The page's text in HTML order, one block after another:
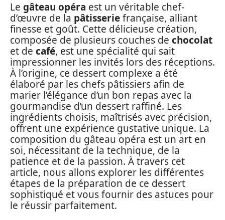
Le gâteau opéra est un véritable chef-
d’œuvre de la pâtisseriefrançaise, alliant
finesse et goût. Cette délicieuse création,
composée de plusieurs couches de chocolat
et de café, est une spécialité qui sait
impressionner les invités lors des réceptions.
À l’origine, ce dessert complexe a été
élaboré par les chefs pâtissiers afin de
marier l’élégance d’un bon repas avec la
gourmandise d’un dessert raffiné. Les
ingrédients choisis, maîtrisés avec précision,
offrent une expérience gustative unique. La
composition du gâteau opéra est un art en
soi, nécessitant de la technique, de la
patience et de la passion. À travers cet
article, nous allons explorer les différentes
étapes de la préparation de ce dessert
sophistiqué et vous fournir des astuces pour
le réussir parfaitement.